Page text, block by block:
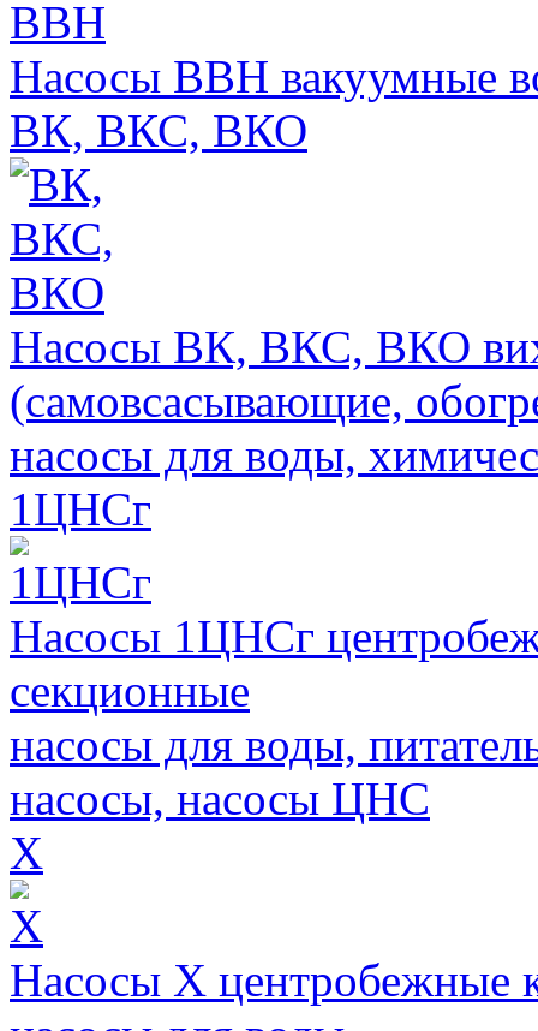
Насосы ВВН вакуумные
ВК, ВКС, ВКО
Насосы ВК, ВКС, ВКО
(самовсасывающие,
насосы для воды,
1ЦНСг
Насосы 1ЦНСг
секционные
насосы для воды,
насосы, насосы ЦНС
Х
Насосы Х центробежные